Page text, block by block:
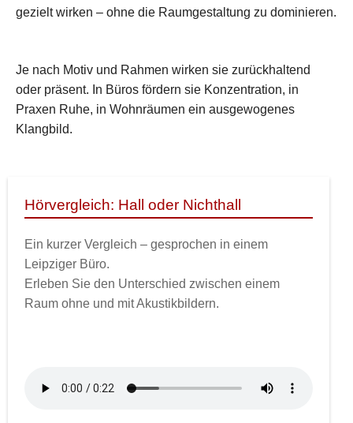
gezielt wirken – ohne die Raumgestaltung zu dominieren.
Je nach Motiv und Rahmen wirken sie zurückhaltend
oder präsent. In Büros fördern sie Konzentration, in
Praxen Ruhe, in Wohnräumen ein ausgewogenes
Klangbild.
Hörvergleich: Hall oder Nichthall
Ein kurzer Vergleich – gesprochen in einem
Leipziger Büro.
Erleben Sie den Unterschied zwischen einem
Raum ohne und mit Akustikbildern.